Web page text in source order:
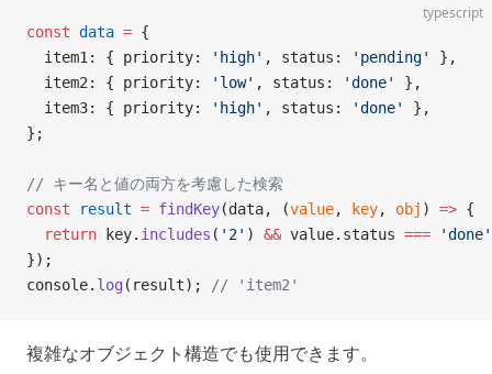
typescript
const data = {
  item1: { priority:
'high' , status: 'pending'
},
  item2: { priority:
'low' , status: 'done'
},
  item3: { priority:
'high' , status: 'done'
},
};
// キー名と値の両方を考慮した検索
const result = findKey(data, (value, key, obj ) => {
  return
key. includes ( '2' ) && value.status === 'done'
});
console. log (result); // 'item2'
複雑なオブジェクト構造でも使用できます。